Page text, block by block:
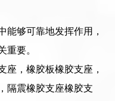
能够可靠地发挥作用，
重要。
座，橡胶板橡胶支座，
隔震橡胶支座橡胶支